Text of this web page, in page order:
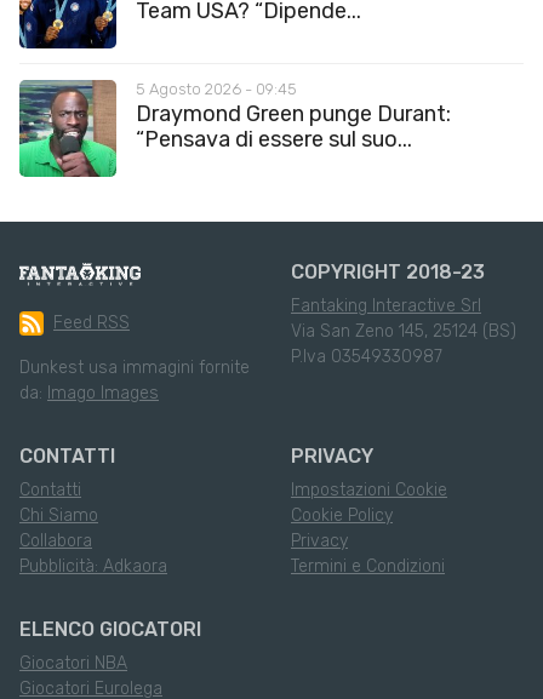
Team USA? “Dipende...
5 Agosto 2026 - 09:45
Draymond Green punge Durant:
“Pensava di essere sul suo...
Feed RSS
Dunkest usa immagini fornite
da: Imago Images
COPYRIGHT 2018-23
Fantaking Interactive Srl
Via San Zeno 145, 25124 (BS)
P.Iva 03549330987
CONTATTI
Contatti
Chi Siamo
Collabora
Pubblicità: Adkaora
PRIVACY
Impostazioni Cookie
Cookie Policy
Privacy
Termini e Condizioni
ELENCO GIOCATORI
Giocatori NBA
Giocatori Eurolega